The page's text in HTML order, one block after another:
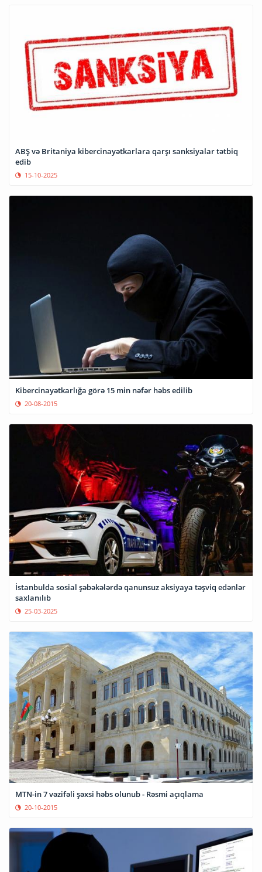
ABŞ və Britaniya kibercinayətkarlara qarşı sanksiyalar tətbiq
edib
15-10-2025
Kibercinayətkarlığa görə 15 min nəfər həbs edilib
20-08-2015
İstanbulda sosial şəbəkələrdə qanunsuz aksiyaya təşviq edənlər
saxlanılıb
25-03-2025
MTN-in 7 vəzifəli şəxsi həbs olunub - Rəsmi açıqlama
20-10-2015